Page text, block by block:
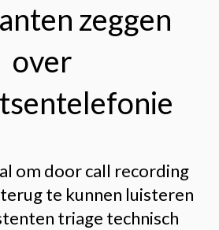
zeggen
over
om door call recording
te kunnen luisteren
triage technisch